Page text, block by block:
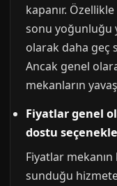
kapanır.
sonu yoğunluğu
olarak daha geç
Ancak genel
mekanların
Fiyatlar genel
dostu
Fiyatlar
sunduğu